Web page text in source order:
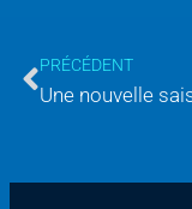
PRÉCÉDENT